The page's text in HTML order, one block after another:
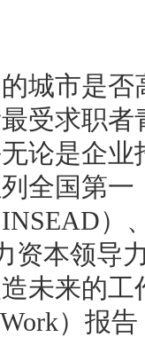
市是否
受求职
论是企
全国第
）
资本领导
未来的工
Work）报